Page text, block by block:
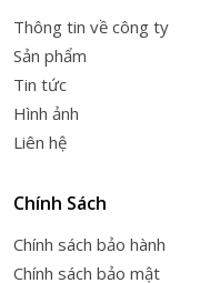
Thông tin về công ty
Sản phẩm
Tin tức
Hình ảnh
Liên hệ
Chính Sách
Chính sách bảo hành
Chính sách bảo mật